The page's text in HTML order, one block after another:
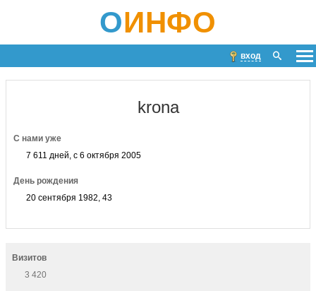
ОИНФО
вход
krona
С нами уже
7 611 дней, с 6 октября 2005
День рождения
20 сентября 1982, 43
Визитов
3 420